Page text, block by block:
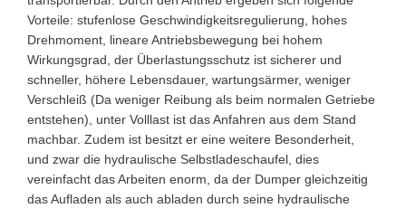
Vorteile: stufenlose Geschwindigkeitsregulierung, hohes
Drehmoment, lineare Antriebsbewegung bei hohem
Wirkungsgrad, der Überlastungsschutz ist sicherer und
schneller, höhere Lebensdauer, wartungsärmer, weniger
Verschleiß (Da weniger Reibung als beim normalen Getriebe
entstehen), unter Volllast ist das Anfahren aus dem Stand
machbar. Zudem ist besitzt er eine weitere Besonderheit,
und zwar die hydraulische Selbstladeschaufel, dies
vereinfacht das Arbeiten enorm, da der Dumper gleichzeitig
das Aufladen als auch abladen durch seine hydraulische